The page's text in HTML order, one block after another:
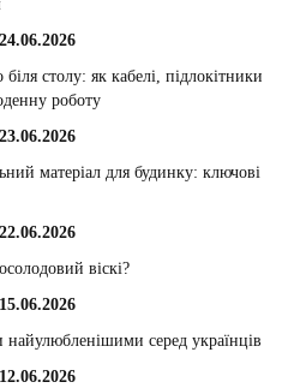
24.06.2026
столу: як кабелі, підлокітники
роботу
23.06.2026
матеріал для будинку: ключові
22.06.2026
віскі?
15.06.2026
найулюбленішими серед українців
12.06.2026